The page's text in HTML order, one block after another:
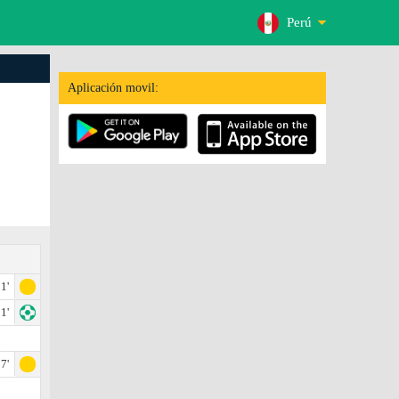
Perú
Aplicación movil: